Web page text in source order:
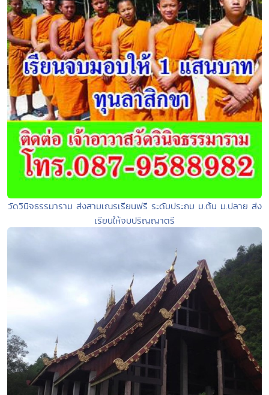
วัดวินิจธรรมาราม ส่งสามเณรเรียนฟรี ระดับประถม ม.ต้น ม.ปลาย ส่ง
เรียนให้จบปริญญาตรี